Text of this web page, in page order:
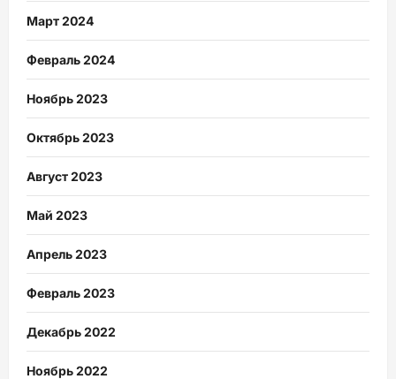
Март 2024
Февраль 2024
Ноябрь 2023
Октябрь 2023
Август 2023
Май 2023
Апрель 2023
Февраль 2023
Декабрь 2022
Ноябрь 2022